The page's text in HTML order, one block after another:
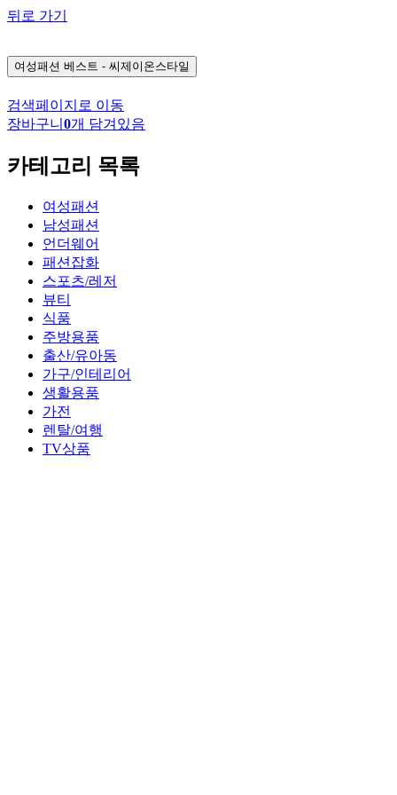
뒤로 가기
여성패션 베스트 - 씨제이온스타일
검색페이지로 이동
장바구니 0개 담겨있음
카테고리 목록
여성패션
남성패션
언더웨어
패션잡화
스포츠/레저
뷰티
식품
주방용품
출산/유아동
가구/인테리어
생활용품
가전
렌탈/여행
TV상품